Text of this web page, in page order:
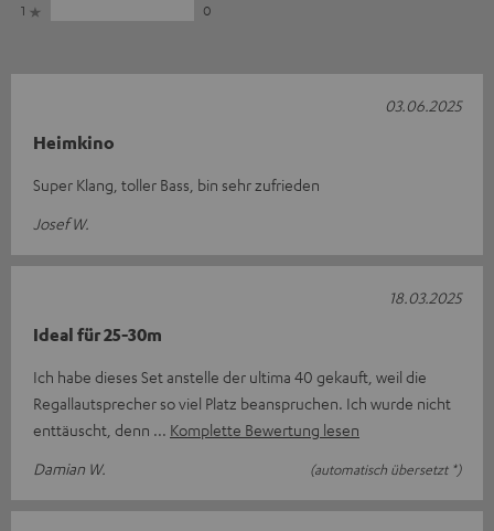
1
0
Heimkino
Super Klang, toller Bass, bin sehr zufrieden
Josef W.
03.06.2025
Ideal für 25-30m
Ich habe dieses Set anstelle der ultima 40 gekauft, weil die
Regallautsprecher so viel Platz beanspruchen. Ich wurde nicht
enttäuscht, denn
Komplette Bewertung lesen
Damian W.
(automatisch übersetzt *)
18.03.2025